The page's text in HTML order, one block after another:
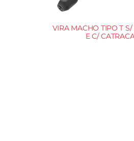
VIRA MACHO TIPO T S/
E C/